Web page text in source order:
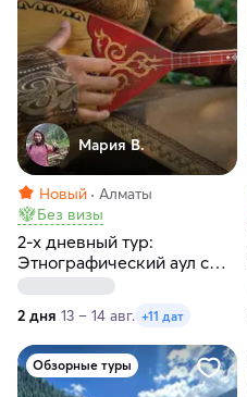
Мария В.
Новый
Алматы
Без визы
2-х дневный тур:
Этнографический аул с
шоу-программой,
озеро Иссык
2 дня 13 – 14 авг. +11 дат
Обзорные туры